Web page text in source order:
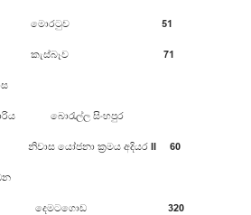
51
71
බොරැල්ල සිංහපුර
‍ක්‍රමය අදියර II 60
දෙමටගොඩ 320